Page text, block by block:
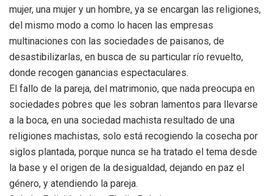
mujer, una mujer y un hombre, ya se encargan las religiones,
del mismo modo a como lo hacen las empresas
multinaciones con las sociedades de paisanos, de
desastibilizarlas, en busca de su particular río revuelto,
donde recogen ganancias espectaculares.
El fallo de la pareja, del matrimonio, que nada preocupa en
sociedades pobres que les sobran lamentos para llevarse
a la boca, en una sociedad machista resultado de una
religiones machistas, solo está recogiendo la cosecha por
siglos plantada, porque nunca se ha tratado el tema desde
la base y el origen de la desigualdad, dejando en paz el
género, y atendiendo la pareja.